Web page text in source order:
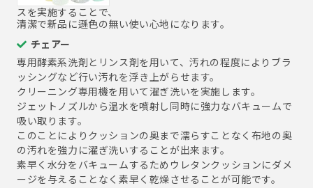
スを実施することで、
清潔で新品に遜色の無い使い心地になります。
チェアー
専用酵素系洗剤とリンス剤を用いて、汚れの程度によりブラ
ッシングなど行い汚れを浮き上がらせます。
クリーニング専用機を用いて濯ぎ洗いを実施します。
ジェットノズルから温水を噴射し同時に強力なバキュームで
吸い取ります。
このことによりクッションの奥まで濡らすことなく布地の奥
の汚れを強力に濯ぎ洗いすることが出来ます。
素早く水分をバキュームするためウレタンクッションにダメ
ージを与えることなく素早く乾燥させることが可能です。